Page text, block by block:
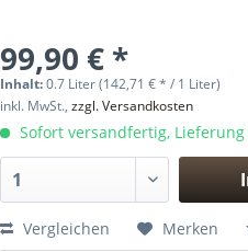
99,90 € *
Inhalt:0.7 Liter (142,71 € * / 1 Liter)
inkl. MwSt.,zzgl. Versandkosten
Sofort versandfertig,
Vergleichen Merken